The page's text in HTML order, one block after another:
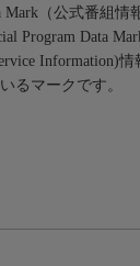
（公式番組情
Program Data
Information)
るマークです。